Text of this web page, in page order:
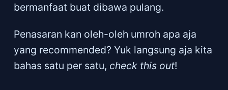
bermanfaat buat dibawa pulang.
Penasaran kan oleh-oleh umroh apa aja
yang recommended? Yuk langsung aja kita
bahas satu per satu, check this out!